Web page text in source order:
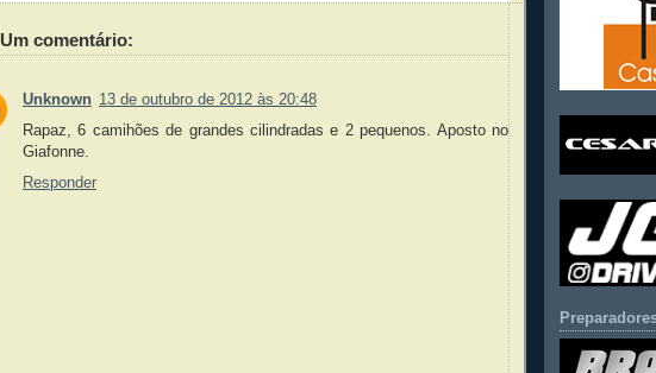
Um comentário:
Unknown 13 de outubro de 2012 às 20:48
Rapaz, 6 camihões de grandes cilindradas e 2 pequenos. Aposto no
Giafonne.
Responder